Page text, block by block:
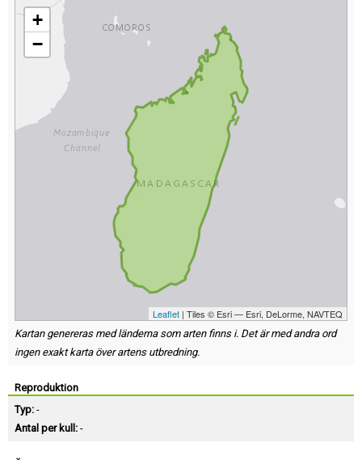
+
−
Leaflet | Tiles © Esri — Esri, DeLorme, NAVTEQ
Kartan genereras med länderna som arten finns i. Det är med andra ord
ingen exakt karta över artens utbredning.
Reproduktion
Typ: -
Antal per kull: -